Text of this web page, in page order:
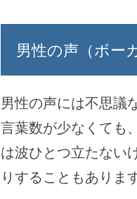
男性の声（ボー
男性の声には不思議
言葉数が少なくても
は波ひとつ立たない
りすることもあります